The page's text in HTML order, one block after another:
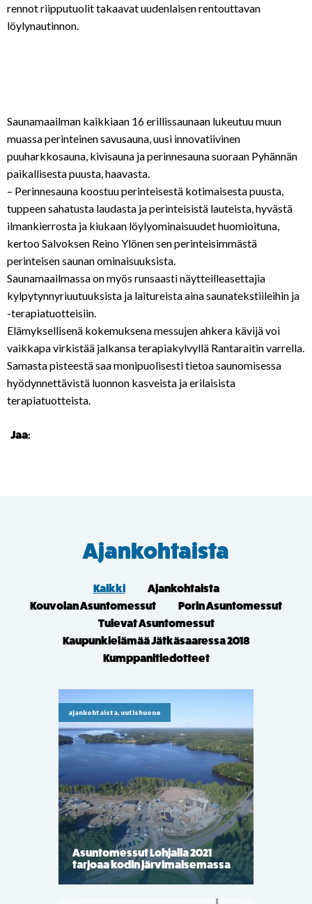
rennot riipputuolit takaavat uudenlaisen rentouttavan
löylynautinnon.
Saunamaailman kaikkiaan 16 erillissaunaan lukeutuu muun
muassa perinteinen savusauna, uusi innovatiivinen
puuharkkosauna, kivisauna ja perinnesauna suoraan Pyhännän
paikallisesta puusta, haavasta.
– Perinnesauna koostuu perinteisestä kotimaisesta puusta,
tuppeen sahatusta laudasta ja perinteisistä lauteista, hyvästä
ilmankierrosta ja kiukaan löylyominaisuudet huomioituna,
kertoo Salvoksen Reino Ylönen sen perinteisimmästä
perinteisen saunan ominaisuuksista.
Saunamaailmassa on myös runsaasti näytteilleasettajia
kylpytynnyriuutuuksista ja laitureista aina saunatekstiileihin ja
-terapiatuotteisiin.
Elämyksellisenä kokemuksena messujen ahkera kävijä voi
vaikkapa virkistää jalkansa terapiakylvyllä Rantaraitin varrella.
Samasta pisteestä saa monipuolisesti tietoa saunomisessa
hyödynnettävistä luonnon kasveista ja erilaisista
terapiatuotteista.
Jaa:
Ajankohtaista
Kaikki
Ajankohtaista
Kouvolan Asuntomessut
Porin Asuntomessut
Tulevat Asuntomessut
Kaupunkielämää Jätkäsaaressa 2018
Kumppanitiedotteet
ajankohtaista, uutishuone
Asuntomessut Lohjalla 2021
tarjoaa kodin järvimaisemassa